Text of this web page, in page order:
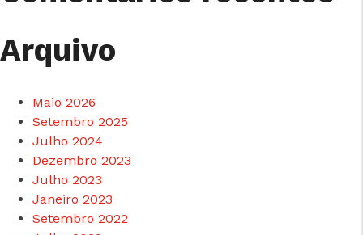
Arquivo
Maio 2026
Setembro 2025
Julho 2024
Dezembro 2023
Julho 2023
Janeiro 2023
Setembro 2022